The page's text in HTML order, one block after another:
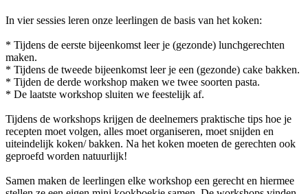
In vier sessies leren onze leerlingen de basis van het koken:
* Tijdens de eerste bijeenkomst leer je (gezonde) lunchgerechten
maken.
* Tijdens de tweede bijeenkomst leer je een (gezonde) cake bakken.
* Tijden de derde workshop maken we twee soorten pasta.
* De laatste workshop sluiten we feestelijk af.
Tijdens de workshops krijgen de deelnemers praktische tips hoe je
recepten moet volgen, alles moet organiseren, moet snijden en
uiteindelijk koken/ bakken. Na het koken moeten de gerechten ook
geproefd worden natuurlijk!
Samen maken de leerlingen elke workshop een gerecht en hiermee